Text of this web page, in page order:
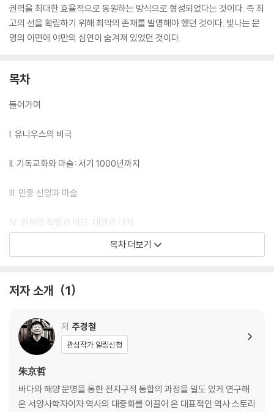
권력을 최대한 효율적으로 동원하는 방식으로 형성되었다는 것이다. 즉 최
고의 선을 확립하기 위해 최악의 존재를 발명해야 했던 것이다. 빛나는 문
명의 이면에 야만의 심연이 숨겨져 있었던 것이다.
목차
들어가며
I. 유니우스의 비극
II. 기독교화와 마술: 서기 1000년까지
III. 민중 신앙과 마술
IV. 권위의 확립과 이단: 대권과 대죄
VIII. 재판과 처형의 매뉴얼: 개념에서 실천으로
IX. 광기의 폭발
X. 마녀사냥의 쇠퇴
목차 더보기
저자 소개 1
저 주경철
관심작가 알림신청
朱京哲
바다와 해양 문명을 통한 전지구적 통합의 과정을 밀도 있게 연구해
온 서양사학자이자 역사의 대중화를 이끌어 온 대표적인 역사 스토리